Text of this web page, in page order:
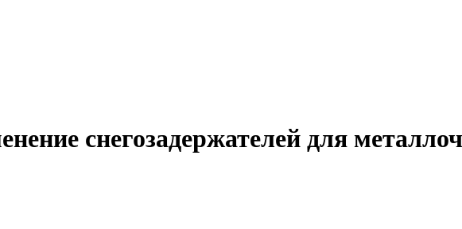
снегозадержателей для